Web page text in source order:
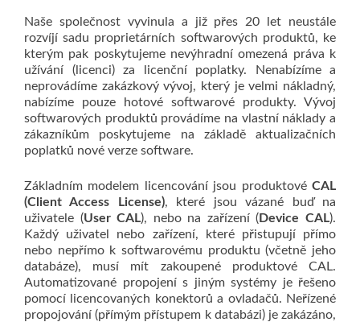
Naše společnost vyvinula a již přes 20 let neustále
rozvíjí sadu proprietárních softwarových produktů, ke
kterým pak poskytujeme nevýhradní omezená práva k
užívání (licenci) za licenční poplatky. Nenabízíme a
neprovádíme zakázkový vývoj, který je velmi nákladný,
nabízíme pouze hotové softwarové produkty. Vývoj
softwarových produktů provádíme na vlastní náklady a
zákazníkům poskytujeme na základě aktualizačních
poplatků nové verze software.
Základním modelem licencování jsou produktové CAL
(Client Access License), které jsou vázané buď na
uživatele (User CAL), nebo na zařízení (Device CAL).
Každý uživatel nebo zařízení, které přistupují přímo
nebo nepřímo k softwarovému produktu (včetně jeho
databáze), musí mít zakoupené produktové CAL.
Automatizované propojení s jiným systémy je řešeno
pomocí licencovaných konektorů a ovladačů. Neřízené
propojování (přímým přístupem k databázi) je zakázáno,